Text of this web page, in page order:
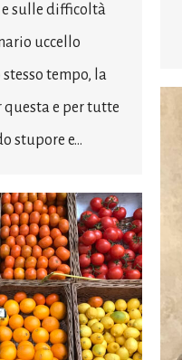
e sulle difficoltà
uccello
stesso tempo, la
e per tutte
stupore e…